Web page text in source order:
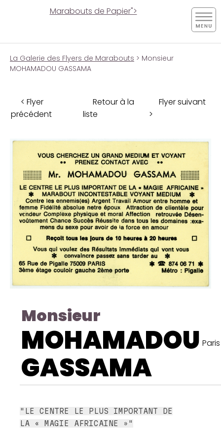
Marabouts de Papier">
La Galerie des Flyers de Marabouts > Monsieur
MOHAMADOU GASSAMA
< Flyer
précédent
Retour à la
liste
Flyer suivant
>
Monsieur
MOHAMADOU
GASSAMA
Paris
"LE CENTRE LE PLUS IMPORTANT DE
LA « MAGIE AFRICAINE »"